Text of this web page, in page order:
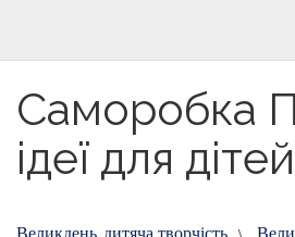
Саморобка
ідеї для дітей
Великдень дитяча творчість